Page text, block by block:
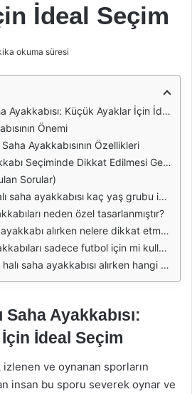
İdeal Seçim
okuma süresi
Küçük Ayaklar İçin İdeal Seçim
Önemi
Ayakkabısının Özellikleri
Seçiminde Dikkat Edilmesi Gerekenler
Sorular)
ayakkabısı kaç yaş grubu için uygundur?
neden özel tasarlanmıştır?
alırken nelere dikkat etmeliyim?
sadece futbol için mi kullanılır?
ayakkabısı alırken hangi markalar tercih edilmelidir?
Ayakkabısı:
İdeal Seçim
ve oynanan sporların
insan bu sporu severek oynar ve